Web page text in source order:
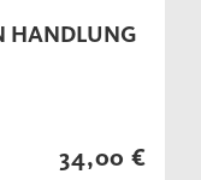
HANDLUNG
34,00 €